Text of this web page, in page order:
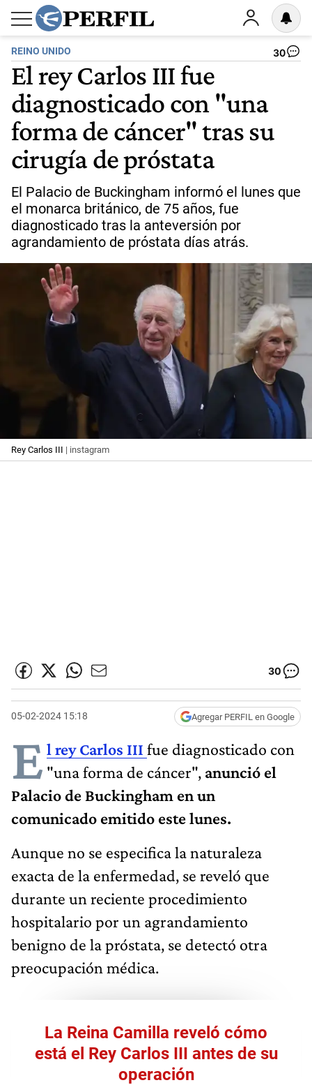
REINO UNIDO 30
El rey Carlos III fue
diagnosticado con "una
forma de cáncer" tras su
cirugía de próstata
El Palacio de Buckingham informó el lunes que
el monarca británico, de 75 años, fue
diagnosticado tras la anteversión por
agrandamiento de próstata días atrás.
Rey Carlos III | instagram
30
05-02-2024 15:18 Agregar PERFIL en Google
E l rey Carlos III fue diagnosticado con
"una forma de cáncer", anunció el
Palacio de Buckingham en un
comunicado emitido este lunes.
Aunque no se especifica la naturaleza
exacta de la enfermedad, se reveló que
durante un reciente procedimiento
hospitalario por un agrandamiento
benigno de la próstata, se detectó otra
preocupación médica.
La Reina Camilla reveló cómo
está el Rey Carlos III antes de su
operación